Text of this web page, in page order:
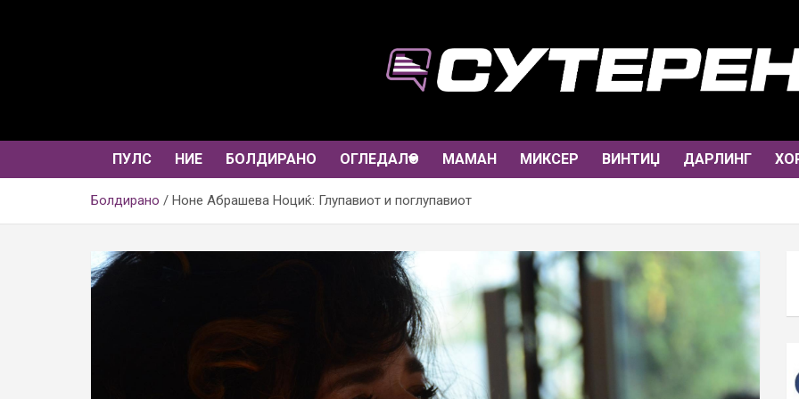
ПУЛС НИЕ БОЛДИРАНО ОГЛЕДАЛО МАМАН МИКСЕР ВИНТИЏ ДАРЛИНГ
Болдирано Ноне Абрашева Ноциќ: Глупавиот и поглупавиот